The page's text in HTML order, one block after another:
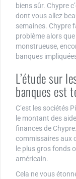
biens sûr. Chypre
dont vous allez
semaines. Chypre
problème alors
monstrueuse,
banques
L’étude sur
banques est
C’est les sociétés
le montant des
finances de
commissaires aux
le plus gros fonds
américain.
Cela ne vous